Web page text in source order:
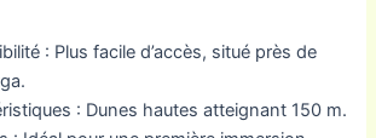
: Plus facile d’accès, situé près de
: Dunes hautes atteignant 150 m.